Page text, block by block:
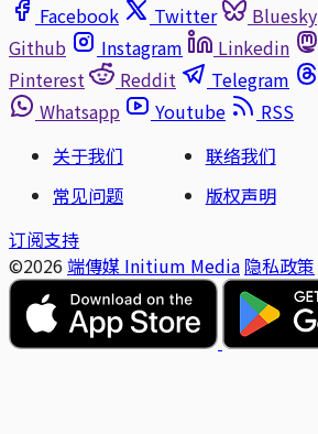
Facebook
Twitter Bluesky
Github
Instagram Linkedin
Pinterest
Reddit Telegram
Whatsapp
Youtube
RSS
关于我们
联络我们
常见问题
版权声明
订阅支持
©2026 端傳媒 Initium Media 隐私政策